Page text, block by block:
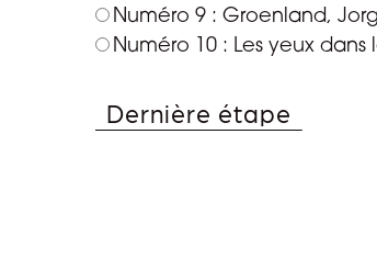
Numéro 9 : Groenland,
Numéro 10 : Les yeux dans
Dernière étape